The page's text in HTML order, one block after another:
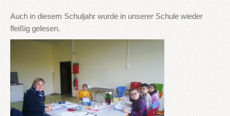
Auch in diesem Schuljahr wurde in unserer Schule wieder
fleißig gelesen.